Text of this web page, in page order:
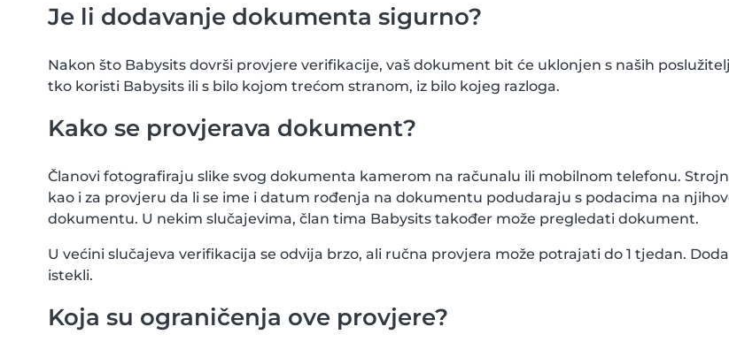
Je li dodavanje dokumenta sigurno?
Nakon što Babysits dovrši provjere verifikacije, vaš dokument bit će uklonjen s naših
tko koristi Babysits ili s bilo kojom trećom stranom, iz bilo kojeg razloga.
Kako se provjerava dokument?
Članovi fotografiraju slike svog dokumenta kamerom na računalu ili mobilnom telefonu.
kao i za provjeru da li se ime i datum rođenja na dokumentu podudaraju s podacima na
dokumentu. U nekim slučajevima, član tima Babysits također može pregledati dokument.
U većini slučajeva verifikacija se odvija brzo, ali ručna provjera može potrajati do 1 tjedan.
istekli.
Koja su ograničenja ove provjere?